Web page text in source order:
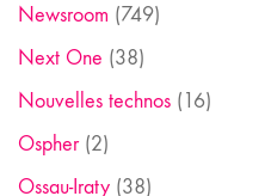
Newsroom (749)
Next One (38)
Nouvelles technos (16)
Ospher(2)
Ossau-Iraty (38)